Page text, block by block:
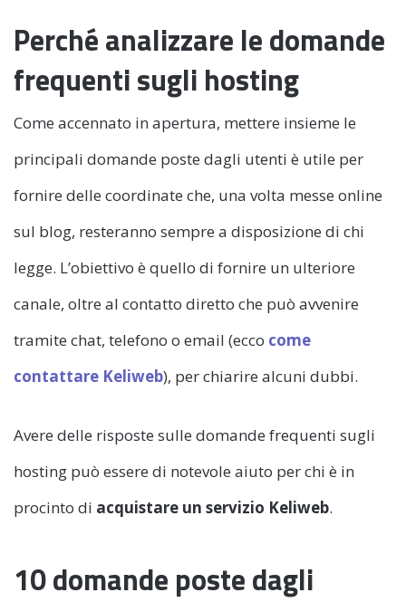
Perché analizzare le domande
frequenti sugli hosting
Come accennato in apertura, mettere insieme le
principali domande poste dagli utenti è utile per
fornire delle coordinate che, una volta messe online
sul blog, resteranno sempre a disposizione di chi
legge. L’obiettivo è quello di fornire un ulteriore
canale, oltre al contatto diretto che può avvenire
tramite chat, telefono o email (ecco come
contattare Keliweb), per chiarire alcuni dubbi.
Avere delle risposte sulle domande frequenti sugli
hosting può essere di notevole aiuto per chi è in
procinto di acquistare un servizio Keliweb.
10 domande poste dagli